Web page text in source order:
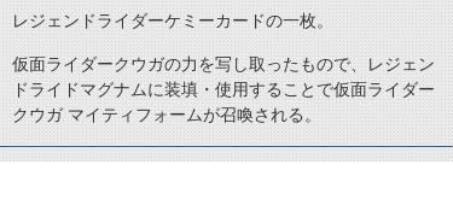
レジェンドライダーケミーカードの一枚。
仮面ライダークウガの力を写し取ったもので、レジェン
ドライドマグナムに装填・使用することで仮面ライダー
クウガ マイティフォームが召喚される。